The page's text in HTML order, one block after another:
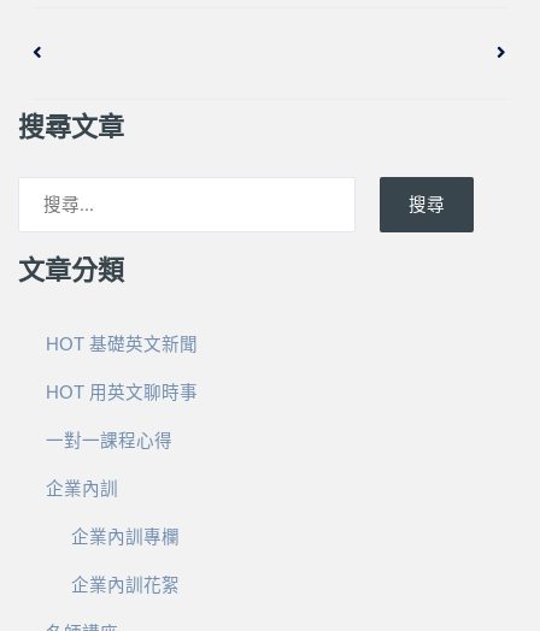
搜尋文章
搜尋
文章分類
HOT 基礎英文新聞
HOT 用英文聊時事
一對一課程心得
企業內訓
企業內訓專欄
企業內訓花絮